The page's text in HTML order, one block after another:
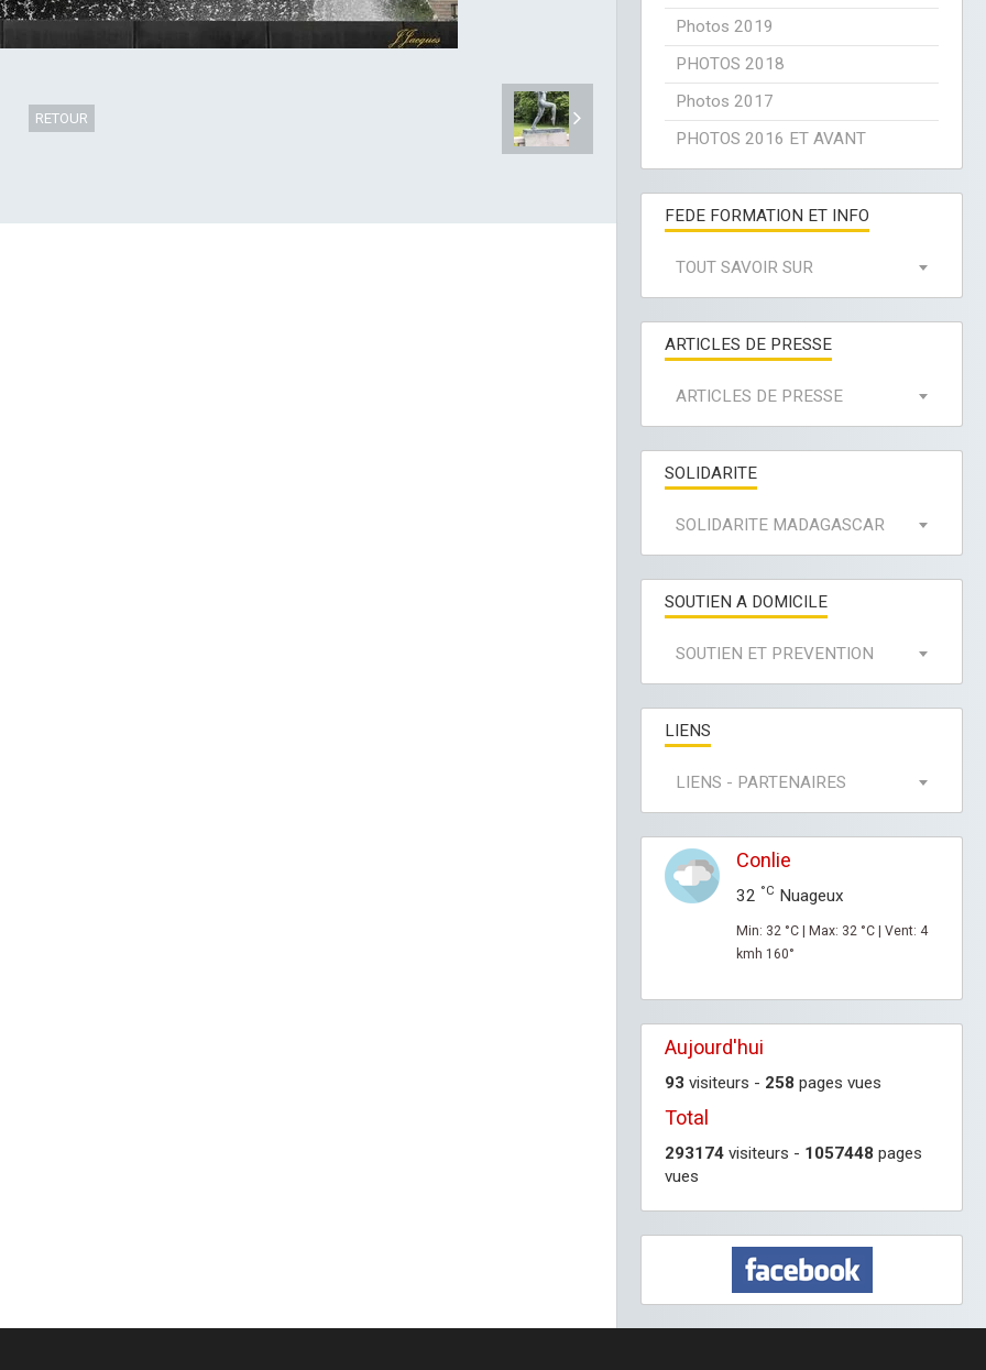
RETOUR
Photos 2019
PHOTOS 2018
Photos 2017
PHOTOS 2016 ET AVANT
FEDE FORMATION ET INFO
TOUT SAVOIR SUR
ARTICLES DE PRESSE
ARTICLES DE PRESSE
SOLIDARITE
SOLIDARITE MADAGASCAR
SOUTIEN A DOMICILE
SOUTIEN ET PREVENTION
LIENS
LIENS - PARTENAIRES
Conlie
32 °C Nuageux
Min: 32 °C | Max: 32 °C | Vent: 4
kmh 160°
Aujourd'hui
93 visiteurs - 258 pages vues
Total
293174 visiteurs - 1057448 pages
vues